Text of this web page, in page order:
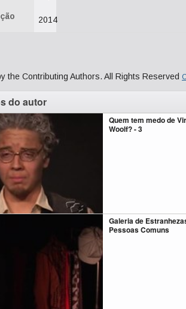
2014
the Contributing Authors. All Rights Reserved
do autor
Quem tem medo de
Woolf? - 3
Galeria de
Pessoas Comuns